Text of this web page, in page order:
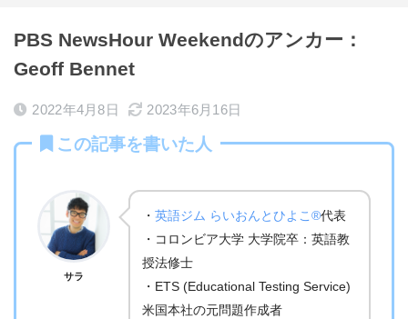
PBS NewsHour Weekendのアンカー：
Geoff Bennet
2022年4月8日 2023年6月16日
この記事を書いた人
サラ
・ 英語ジム らいおんとひよこ®代表
・コロンビア大学 大学院卒：英語教
授法修士
・ETS (Educational Testing Service)
米国本社の元問題作成者